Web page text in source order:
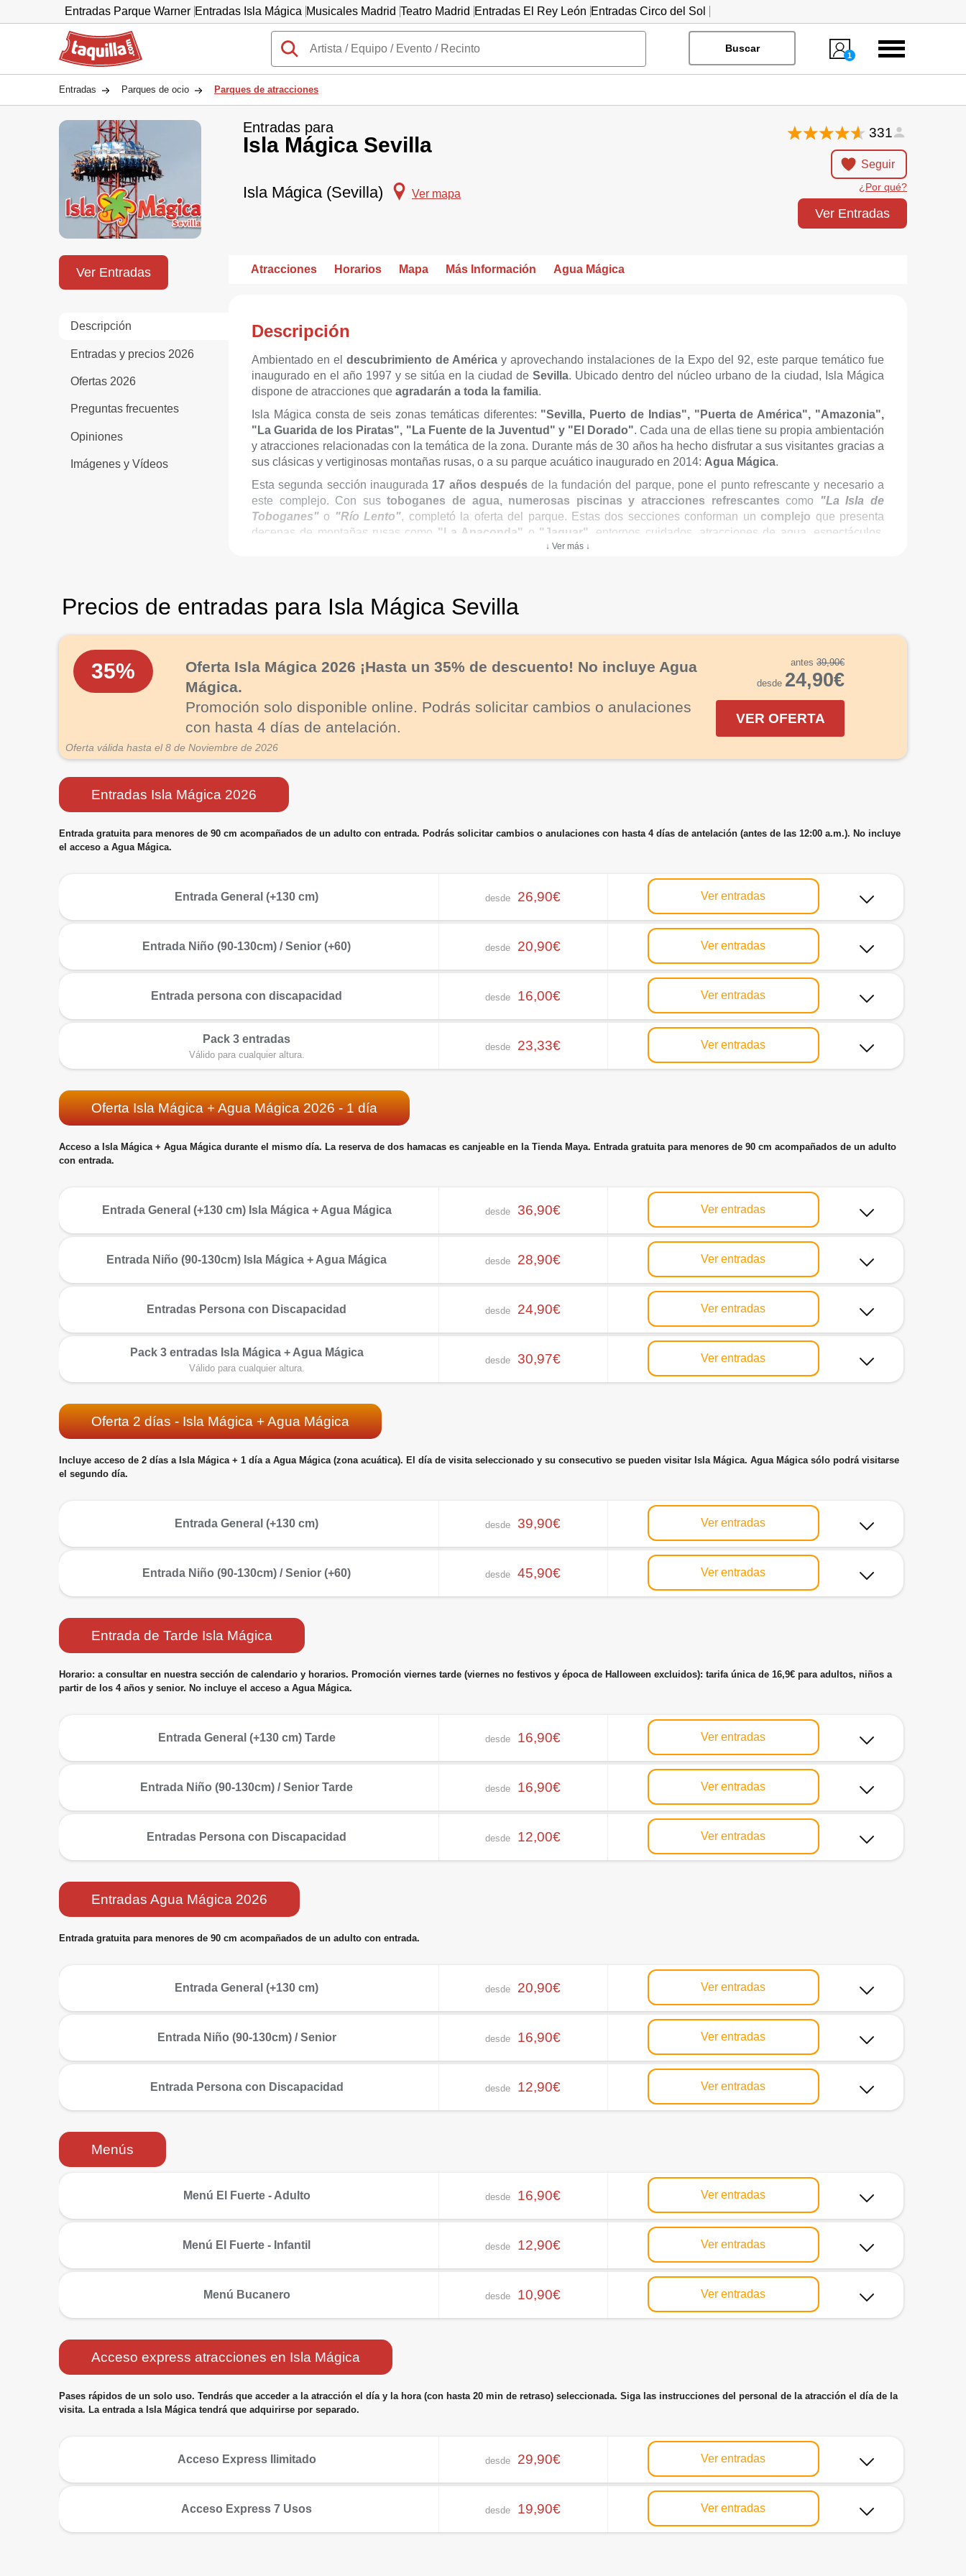
Entradas Parque Warner Entradas Isla Mágica Musicales Madrid Teatro Madrid Entradas El Rey León Entradas Circo del Sol
Taquilla.com
Buscar
1
Menú
Entradas Parques de ocio Parques de atracciones
Entradas para
Isla Mágica Sevilla
Isla Mágica (Sevilla) Ver mapa
331
Seguir
¿Por qué?
Ver Entradas
Ver Entradas
Descripción
Entradas y precios 2026
Ofertas 2026
Preguntas frecuentes
Opiniones
Imágenes y Vídeos
Atracciones Horarios Mapa Más Información Agua Mágica
Descripción
Ambientado en el descubrimiento de América y aprovechando instalaciones de la Expo del 92, este parque temático fue
inaugurado en el año 1997 y se sitúa en la ciudad de Sevilla. Ubicado dentro del núcleo urbano de la ciudad, Isla Mágica
dispone de atracciones que agradarán a toda la familia.
Isla Mágica consta de seis zonas temáticas diferentes: "Sevilla, Puerto de Indias", "Puerta de América", "Amazonia",
"La Guarida de los Piratas", "La Fuente de la Juventud" y "El Dorado". Cada una de ellas tiene su propia ambientación
y atracciones relacionadas con la temática de la zona. Durante más de 30 años ha hecho disfrutar a sus visitantes gracias a
sus clásicas y vertiginosas montañas rusas, o a su parque acuático inaugurado en 2014: Agua Mágica.
Esta segunda sección inaugurada 17 años después de la fundación del parque, pone el punto refrescante y necesario a
este complejo. Con sustoboganes de agua, numerosas piscinas y atracciones refrescantescomo
"La Isla de
Toboganes" o "Río Lento", completó la oferta del parque. Estas dos secciones conforman un complejo que presenta
decenas de montañas rusas como "La Anaconda" o "Jaguar"
, entornos cuidados, atracciones de agua, espectáculos,
zonas temáticas y áreas especialmente pensadas para los más pequeños.
educativa“El Jardín Botánico” , guiada por Celestino Mutis mediante tecnología inmersiva.
↓ Ver más ↓
Precios de entradas para Isla Mágica Sevilla
35%
Oferta Isla Mágica 2026 ¡Hasta un 35% de descuento! No incluye Agua
Mágica.
Promoción solo disponible online. Podrás solicitar cambios o anulaciones
con hasta 4 días de antelación.
antes 39,90€
desde 24,90€
VER OFERTA
Oferta válida hasta el 8 de Noviembre de 2026
Entradas Isla Mágica 2026
Entrada gratuita para menores de 90 cm acompañados de un adulto con entrada. Podrás solicitar cambios o anulaciones con hasta 4 días de antelación (antes de las 12:00 a.m.). No incluye
el acceso a Agua Mágica.
Entrada General (+130 cm) desde 26,90€ Ver entradas
Entrada Niño (90-130cm) / Senior (+60) desde 20,90€ Ver entradas
Entrada persona con discapacidad desde 16,00€ Ver entradas
Pack 3 entradas
Válido para cualquier altura.
desde 23,33€ Ver entradas
Oferta Isla Mágica + Agua Mágica 2026 - 1 día
Acceso a Isla Mágica + Agua Mágica durante el mismo día. La reserva de dos hamacas es canjeable en la Tienda Maya. Entrada gratuita para menores de 90 cm acompañados de un adulto
con entrada.
Entrada General (+130 cm) Isla Mágica + Agua Mágica desde 36,90€ Ver entradas
Entrada Niño (90-130cm) Isla Mágica + Agua Mágica desde 28,90€ Ver entradas
Entradas Persona con Discapacidad desde 24,90€ Ver entradas
Pack 3 entradas Isla Mágica + Agua Mágica
Válido para cualquier altura.
desde 30,97€ Ver entradas
Oferta 2 días - Isla Mágica + Agua Mágica
Incluye acceso de 2 días a Isla Mágica + 1 día a Agua Mágica (zona acuática). El día de visita seleccionado y su consecutivo se pueden visitar Isla Mágica. Agua Mágica sólo podrá visitarse
el segundo día.
Entrada General (+130 cm) desde 39,90€ Ver entradas
Entrada Niño (90-130cm) / Senior (+60) desde 45,90€ Ver entradas
Entrada de Tarde Isla Mágica
Horario: a consultar en nuestra sección de calendario y horarios. Promoción viernes tarde (viernes no festivos y época de Halloween excluidos): tarifa única de 16,9€ para adultos, niños a
partir de los 4 años y senior. No incluye el acceso a Agua Mágica.
Entrada General (+130 cm) Tarde desde 16,90€ Ver entradas
Entrada Niño (90-130cm) / Senior Tarde desde 16,90€ Ver entradas
Entradas Persona con Discapacidad desde 12,00€ Ver entradas
Entradas Agua Mágica 2026
Entrada gratuita para menores de 90 cm acompañados de un adulto con entrada.
Entrada General (+130 cm) desde 20,90€ Ver entradas
Entrada Niño (90-130cm) / Senior desde 16,90€ Ver entradas
Entrada Persona con Discapacidad desde 12,90€ Ver entradas
Menús
Menú El Fuerte - Adulto desde 16,90€ Ver entradas
Menú El Fuerte - Infantil desde 12,90€ Ver entradas
Menú Bucanero desde 10,90€ Ver entradas
Acceso express atracciones en Isla Mágica
Pases rápidos de un solo uso. Tendrás que acceder a la atracción el día y la hora (con hasta 20 min de retraso) seleccionada. Siga las instrucciones del personal de la atracción el día de la
visita. La entrada a Isla Mágica tendrá que adquirirse por separado.
Acceso Express Ilimitado desde 29,90€ Ver entradas
Acceso Express 7 Usos desde 19,90€ Ver entradas